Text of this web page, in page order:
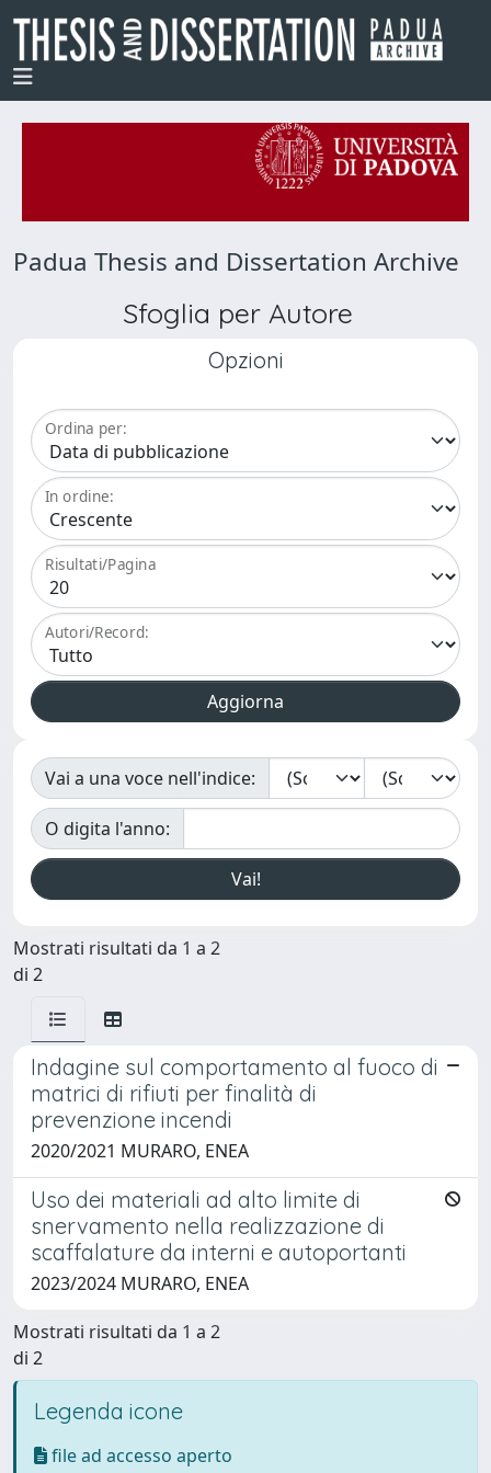
Padua Thesis and Dissertation Archive
Sfoglia per Autore
Opzioni
Ordina per:
In ordine:
Risultati/Pagina
Autori/Record:
Vai a una voce nell'indice:
O digita l'anno:
Mostrati risultati da 1 a 2
di 2
Indagine sul comportamento al fuoco di
matrici di rifiuti per finalità di
prevenzione incendi
2020/2021 MURARO, ENEA
Uso dei materiali ad alto limite di
snervamento nella realizzazione di
scaffalature da interni e autoportanti
2023/2024 MURARO, ENEA
Mostrati risultati da 1 a 2
di 2
Legenda icone
file ad accesso aperto